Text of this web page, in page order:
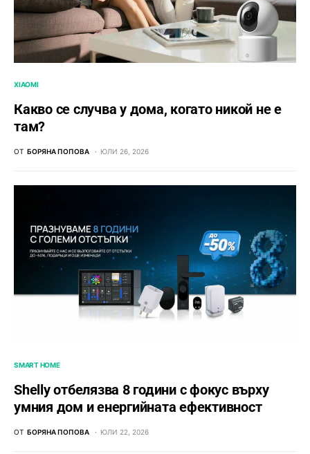
XIAOMI
Какво се случва у дома, когато никой не е
там?
ОТ БОРЯНА ПОПОВА ЮЛИ 26, 2026
SMART HOME
Shelly отбелязва 8 години с фокус върху
умния дом и енергийната ефективност
ОТ БОРЯНА ПОПОВА ЮЛИ 22, 2026